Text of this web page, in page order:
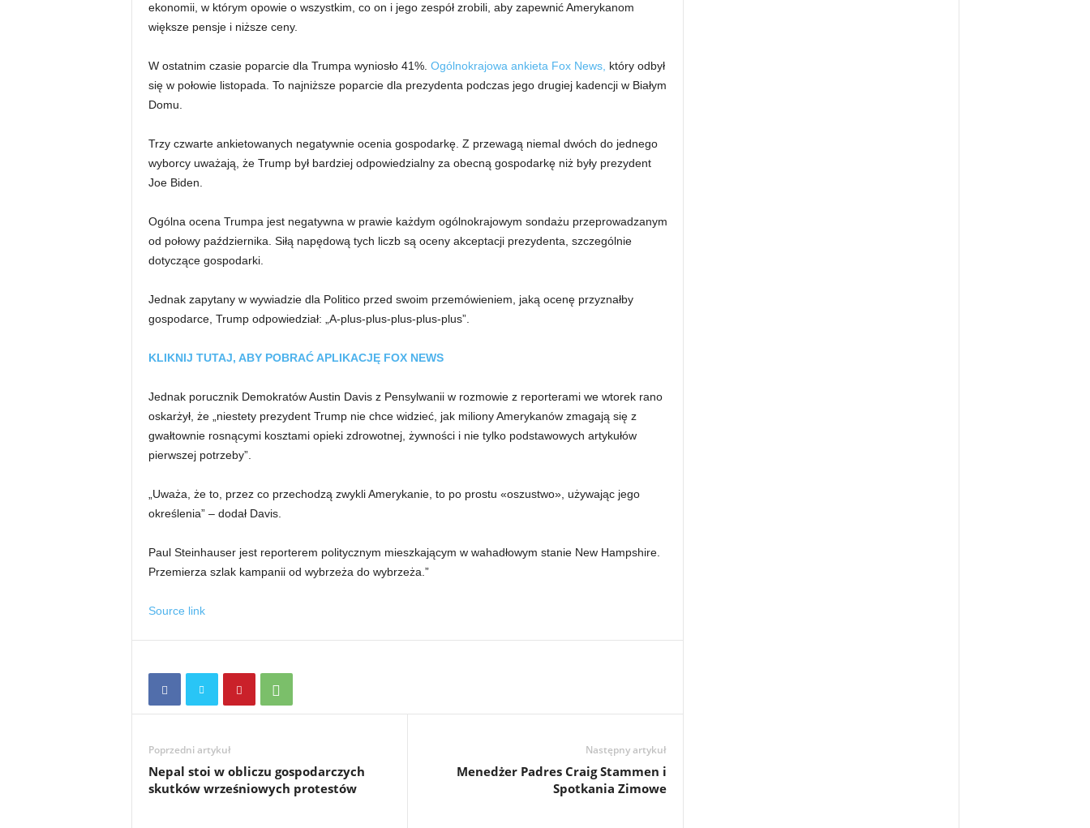
ekonomii, w którym opowie o wszystkim, co on i jego zespół zrobili, aby zapewnić Amerykanom
większe pensje i niższe ceny.
W ostatnim czasie poparcie dla Trumpa wyniosło 41%. Ogólnokrajowa ankieta Fox News, który odbył
się w połowie listopada. To najniższe poparcie dla prezydenta podczas jego drugiej kadencji w Białym
Domu.
Trzy czwarte ankietowanych negatywnie ocenia gospodarkę. Z przewagą niemal dwóch do jednego
wyborcy uważają, że Trump był bardziej odpowiedzialny za obecną gospodarkę niż były prezydent
Joe Biden.
Ogólna ocena Trumpa jest negatywna w prawie każdym ogólnokrajowym sondażu przeprowadzanym
od połowy października. Siłą napędową tych liczb są oceny akceptacji prezydenta, szczególnie
dotyczące gospodarki.
Jednak zapytany w wywiadzie dla Politico przed swoim przemówieniem, jaką ocenę przyznałby
gospodarce, Trump odpowiedział: „A-plus-plus-plus-plus-plus”.
KLIKNIJ TUTAJ, ABY POBRAĆ APLIKACJĘ FOX NEWS
Jednak porucznik Demokratów Austin Davis z Pensylwanii w rozmowie z reporterami we wtorek rano
oskarżył, że „niestety prezydent Trump nie chce widzieć, jak miliony Amerykanów zmagają się z
gwałtownie rosnącymi kosztami opieki zdrowotnej, żywności i nie tylko podstawowych artykułów
pierwszej potrzeby”.
„Uważa, że ​​to, przez co przechodzą zwykli Amerykanie, to po prostu «oszustwo», używając jego
określenia” – dodał Davis.
Paul Steinhauser jest reporterem politycznym mieszkającym w wahadłowym stanie New Hampshire.
Przemierza szlak kampanii od wybrzeża do wybrzeża.”
Source link
Poprzedni artykuł
Nepal stoi w obliczu gospodarczych
skutków wrześniowych protestów
Następny artykuł
Menedżer Padres Craig Stammen i
Spotkania Zimowe